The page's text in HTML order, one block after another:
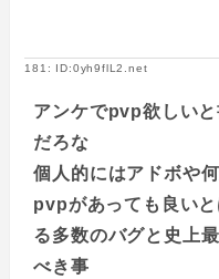
181: ID:0yh9flL2.net
アンケでpvp欲しい
だろな
個人的にはアドボや
pvpがあっても良い
る多数のバグと史上
べき事